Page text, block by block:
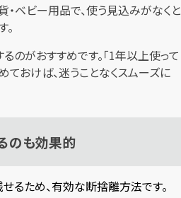
ベビー用品で、使う見込みがなくと
のがおすすめです。「1年以上使って
ておけば、迷うことなくスムーズに
のも効果的
るため、有効な断捨離方法です。